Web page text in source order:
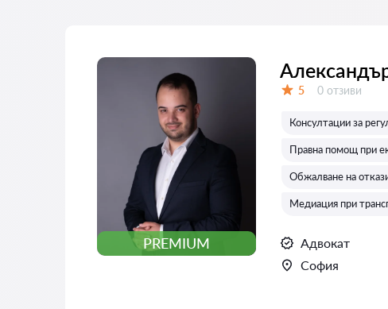
PREMIUM
5 Отзиви:
0 отзиви
Консултации за
Правна помощ при
Обжалване на
Медиация при
Адвокат
София